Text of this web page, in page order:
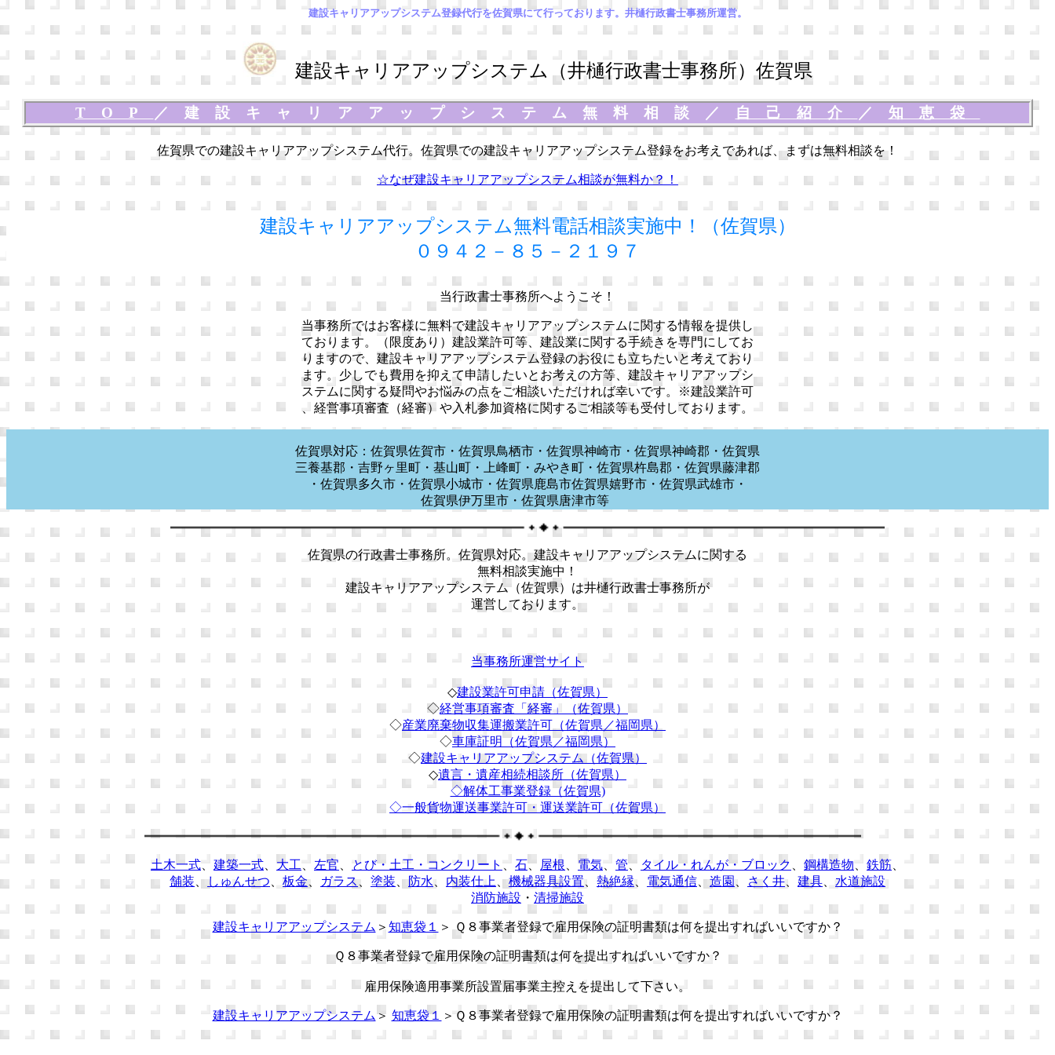
建設キャリアアップシステム登録代行を佐賀県にて行っております。井樋行政書士事務所運営。
建設キャリアアップシステム（井樋行政書士事務所）佐賀県
TOP ／ 建設キャリアアップシステム無料相談 ／ 自己紹介 ／ 知恵袋
佐賀県での建設キャリアアップシステム代行。佐賀県での建設キャリアアップシステム登録をお考えであれば、まずは無料相談を！
☆なぜ建設キャリアアップシステム相談が無料か？！
建設キャリアアップシステム無料電話相談実施中！（佐賀県）
０９４２－８５－２１９７
当行政書士事務所へようこそ！
当事務所ではお客様に無料で建設キャリアアップシステムに関する情報を提供し
ております。（限度あり）建設業許可等、建設業に関する手続きを専門にしてお
りますので、建設キャリアアップシステム登録のお役にも立ちたいと考えており
ます。少しでも費用を抑えて申請したいとお考えの方等、建設キャリアアップシ
ステムに関する疑問やお悩みの点をご相談いただければ幸いです。※建設業許可
、経営事項審査（経審）や入札参加資格に関するご相談等も受付しております。
佐賀県対応：佐賀県佐賀市・佐賀県鳥栖市・佐賀県神崎市・佐賀県神崎郡・佐賀県
三養基郡・吉野ヶ里町・基山町・上峰町・みやき町・佐賀県杵島郡・佐賀県藤津郡
・佐賀県多久市・佐賀県小城市・佐賀県鹿島市佐賀県嬉野市・佐賀県武雄市・
佐賀県伊万里市・佐賀県唐津市等
佐賀県の行政書士事務所。佐賀県対応。建設キャリアアップシステムに関する
無料相談実施中！
建設キャリアアップシステム（佐賀県）は井樋行政書士事務所が
運営しております。
当事務所運営サイト
◇建設業許可申請（佐賀県）
◇経営事項審査「経審」（佐賀県）
◇産業廃棄物収集運搬業許可（佐賀県／福岡県）
◇車庫証明（佐賀県／福岡県）
◇建設キャリアアップシステム（佐賀県）
◇遺言・遺産相続相談所（佐賀県）
◇解体工事業登録（佐賀県)
◇一般貨物運送事業許可・運送業許可（佐賀県）
土木一式 建築一式 大工 左官 とび・土工・コンクリート 石、 屋根 電気 管、 タイル・れんが・ブロック 鋼構造物 鉄筋
舗装 、 しゅんせつ 板金、 ガラス、 塗装 、 防水、 内装仕上 、機械器具設置、 熱絶縁、 電気通信 、造園 、 さく井、 建具
水道施設
消防施設 ・ 清掃施設
建設キャリアアップシステム ＞ 知恵袋１ ＞ Ｑ８事業者登録で雇用保険の証明書類は何を提出すればいいですか？
Ｑ８事業者登録で雇用保険の証明書類は何を提出すればいいですか？
雇用保険適用事業所設置届事業主控えを提出して下さい。
建設キャリアアップシステム＞ 知恵袋１ ＞Ｑ８事業者登録で雇用保険の証明書類は何を提出すればいいですか？